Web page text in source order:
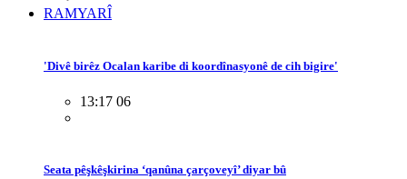
RAMYARÎ
'Divê birêz Ocalan karibe di koordînasyonê de cih bigire'
13:17 06
Seata pêşkêşkirina ‘qanûna çarçoveyî’ diyar bû